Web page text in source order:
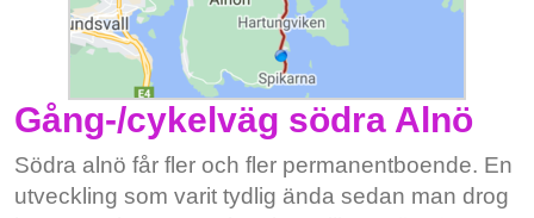
behovsprövade äldreförsörjningsstödet och
ekonomiskt bistånd. Lagändringen kommer
under en 20-årsperiod att kosta samhället flera
tusen nya fattigpensionärer, addera sedan de
folkhälsoskadliga och segregerande effekter som
ökad fattigdom genererar. Det säger sig självt –
förslaget är varken kostnadseffektivt eller värdigt
Gång-/cykelväg södra Alnö
Södra alnö får fler och fler permanentboende. En
utveckling som varit tydlig ända sedan man drog